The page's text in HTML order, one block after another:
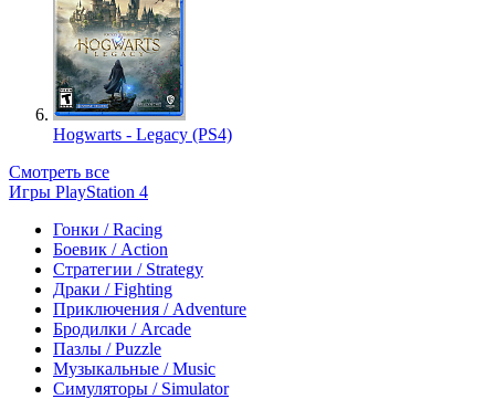
Hogwarts - Legacy (PS4)
Смотреть все
Игры PlayStation 4
Гонки / Racing
Боевик / Action
Стратегии / Strategy
Драки / Fighting
Приключения / Adventure
Бродилки / Arcade
Пазлы / Puzzle
Музыкальные / Music
Симуляторы / Simulator